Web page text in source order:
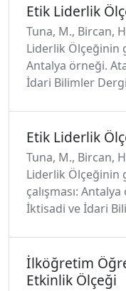
Etik Liderlik
Tuna, M., Bircan,
Liderlik Ölçeğinin
Antalya örneği.
İdari Bilimler
Etik Liderlik
Tuna, M., Bircan,
Liderlik Ölçeğinin
çalışması:
İktisadi ve İdari
İlköğretim
Etkinlik Ölçeği